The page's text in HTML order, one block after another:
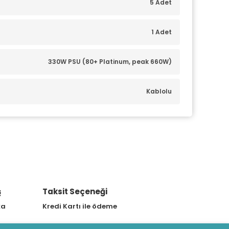
5 Adet
1 Adet
330W PSU (80+ Platinum, peak 660W)
Kablolu
Taksit Seçeneği
Kredi Kartı ile ödeme